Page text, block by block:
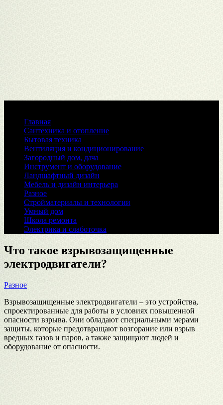
Главная
Сантехника и отопление
Бытовая техника
Вентиляция и кондиционирование
Загородный дом, дача
Инструмент и оборудование
Ландшафтный дизайн
Мебель и дизайн интерьера
Разное
Стройматериалы и технологии
Умный дом
Школа ремонта
Электрика и слаботочка
Что такое взрывозащищенные
электродвигатели?
Разное
Взрывозащищенные электродвигатели – это устройства,
спроектированные для работы в условиях повышенной
опасности взрыва. Они обладают специальными мерами
защиты, которые предотвращают возгорание или взрыв
вредных газов и паров, а также защищают людей и
оборудование от опасности.